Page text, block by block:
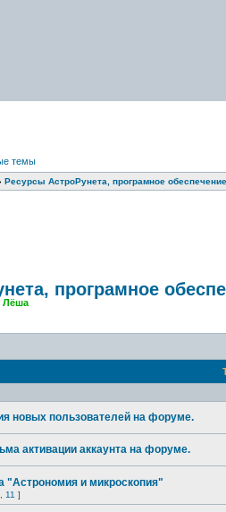
темы
Ресурсы АстроРунета, програмное
програмное
Лёша
новых пользователей на форуме.
активации аккаунта на форуме.
"Астрономия и микроскопия"
11 ]